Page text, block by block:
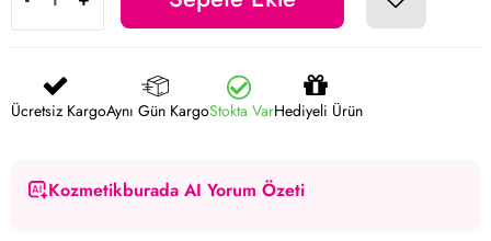
Ücretsiz KargoAynı Gün KargoStokta VarHediyeli Ürün
Kozmetikburada AI Yorum Özeti